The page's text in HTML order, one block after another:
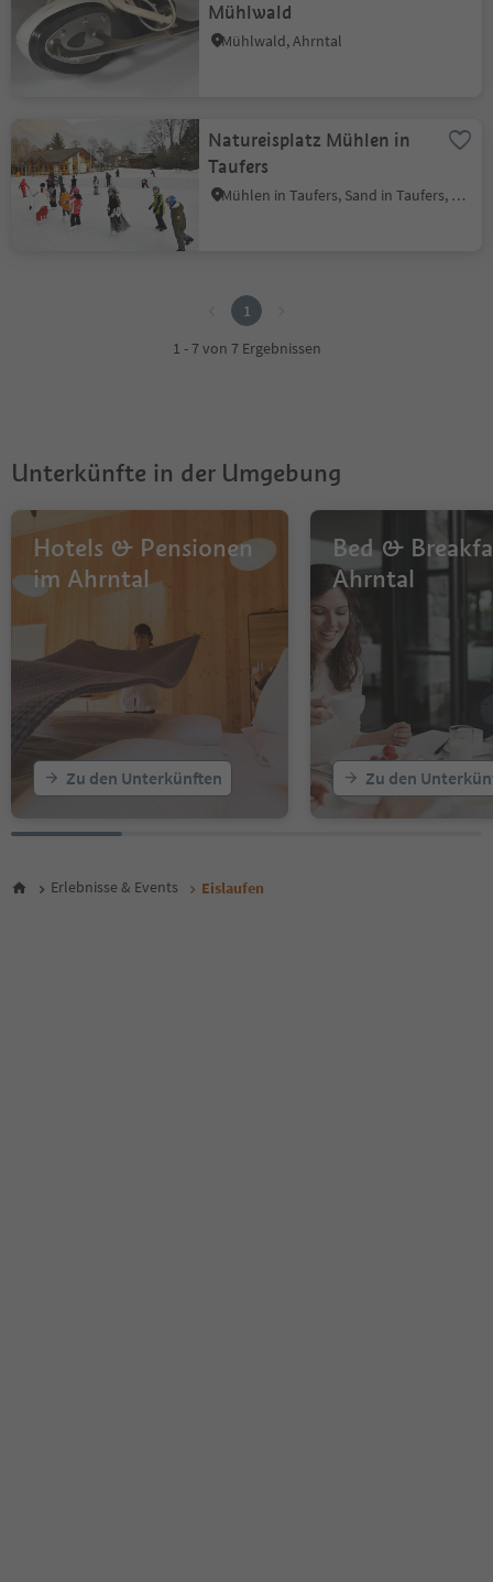
Mühlwald
Mühlwald, Ahrntal
Natureisplatz Mühlen in
Taufers
Mühlen in Taufers, Sand in Taufers, Ahrntal
1
1 - 7 von 7 Ergebnissen
Unterkünfte in der Umgebung
Hotels & Pensionen
im Ahrntal
Zu den Unterkünften
Bed &
Ahrntal
Zu den
Erlebnisse & Events Eislaufen